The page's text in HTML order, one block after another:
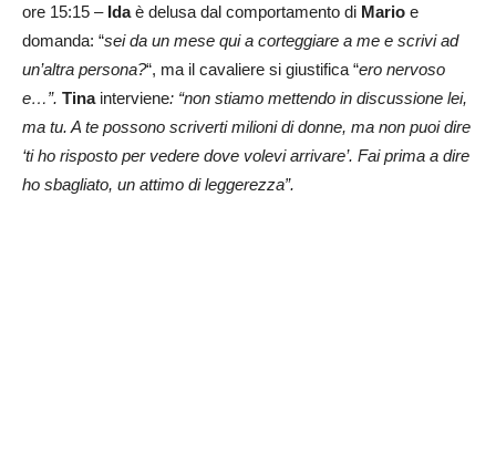
ore 15:15 – Idaè delusa dal comportamento di Mario e
domanda: “sei da un mese qui a corteggiare a me e scrivi ad
un’altra persona?“, ma il cavaliere si giustifica “ero nervoso
e…”. Tinainterviene: “non stiamo mettendo in discussione lei,
ma tu. A te possono scriverti milioni di donne, ma non puoi dire
‘ti ho risposto per vedere dove volevi arrivare’. Fai prima a dire
ho sbagliato, un attimo di leggerezza”.